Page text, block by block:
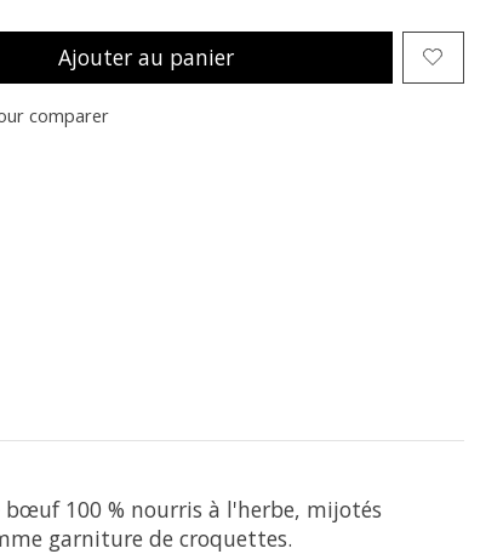
Ajouter au panier
comparer
100 % nourris à l'herbe, mijotés
garniture de croquettes.